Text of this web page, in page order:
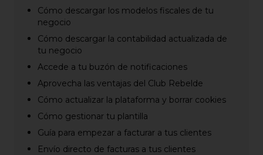
Cómo descargar los modelos fiscales de tu
negocio
Cómo descargar la contabilidad actualizada de
tu negocio
Accede a tu buzón de notificaciones
Aprovecha las ventajas del Club Rebelde
Cómo actualizar la plataforma y borrar cookies
Cómo gestionar tu plantilla
Guía para empezar a facturar a tus clientes
Envío directo de facturas a tus clientes